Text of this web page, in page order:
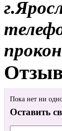
Пока нет ни
Оставить